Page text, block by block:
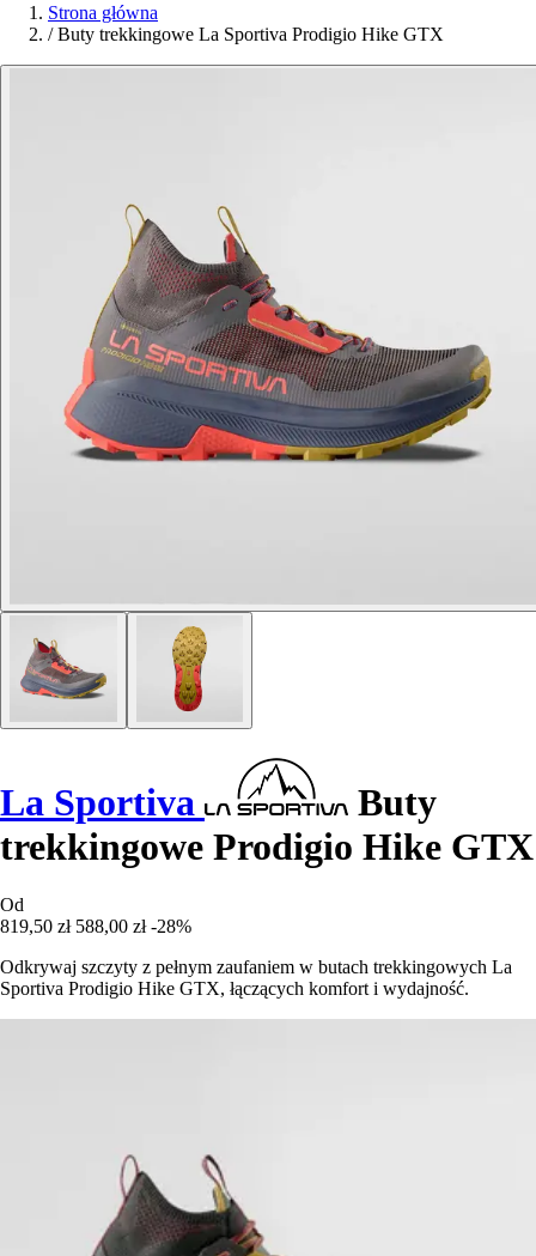
Strona główna
/ Buty trekkingowe La Sportiva Prodigio Hike GTX
La Sportiva
Buty
trekkingowe Prodigio Hike GTX
Od
819,50 zł 588,00 zł -28%
Odkrywaj szczyty z pełnym zaufaniem w butach trekkingowych La
Sportiva Prodigio Hike GTX, łączących komfort i wydajność.